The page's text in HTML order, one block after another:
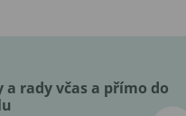
rady včas a přímo do